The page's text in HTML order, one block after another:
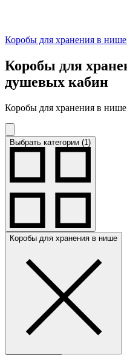
Коробы для хранения в
Коробы для
душевых кабин
Коробы для хранения в
Выбрать категории (1)
Коробы для хранения в нише